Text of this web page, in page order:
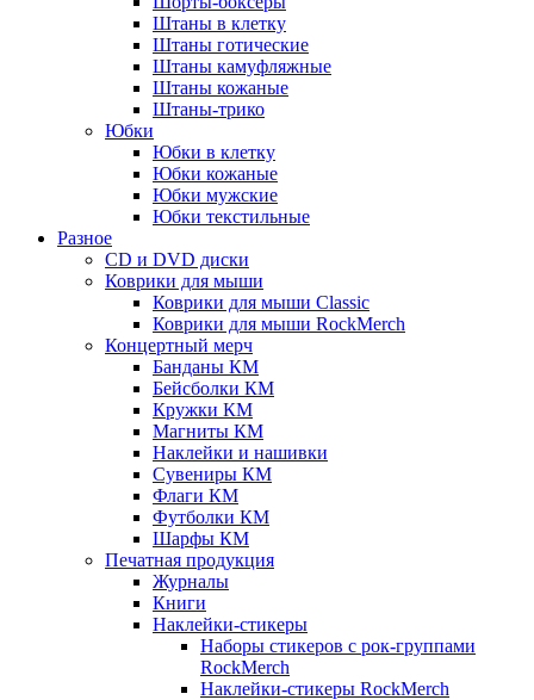
Штаны в клетку
Штаны готические
Штаны камуфляжные
Штаны кожаные
Штаны-трико
Юбки
Юбки в клетку
Юбки кожаные
Юбки мужские
Юбки текстильные
Разное
CD и DVD диски
Коврики для мыши
Коврики для мыши Classic
Коврики для мыши RockMerch
Концертный мерч
Банданы КМ
Бейсболки КМ
Кружки КМ
Магниты КМ
Наклейки и нашивки
Сувениры КМ
Флаги КМ
Футболки КМ
Шарфы КМ
Печатная продукция
Журналы
Книги
Наклейки-стикеры
Наборы стикеров с рок-группами
RockMerch
Наклейки-стикеры RockMerch